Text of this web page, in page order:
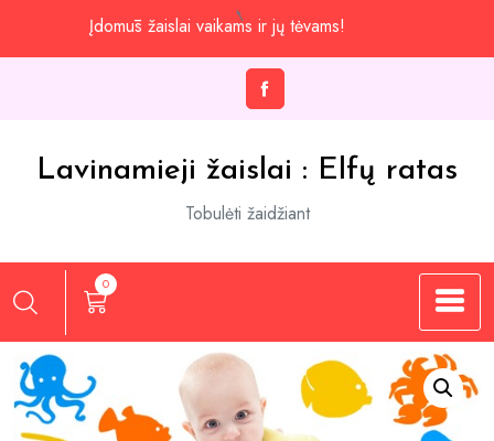
Įdomūs žaislai vaikams ir jų tėvams!
Lavinamieji žaislai : Elfų ratas
Tobulėti žaidžiant
0